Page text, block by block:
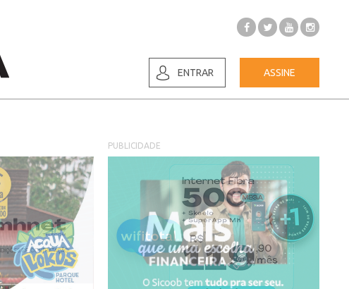
ENTRAR ASSINE
PUBLICIDADE